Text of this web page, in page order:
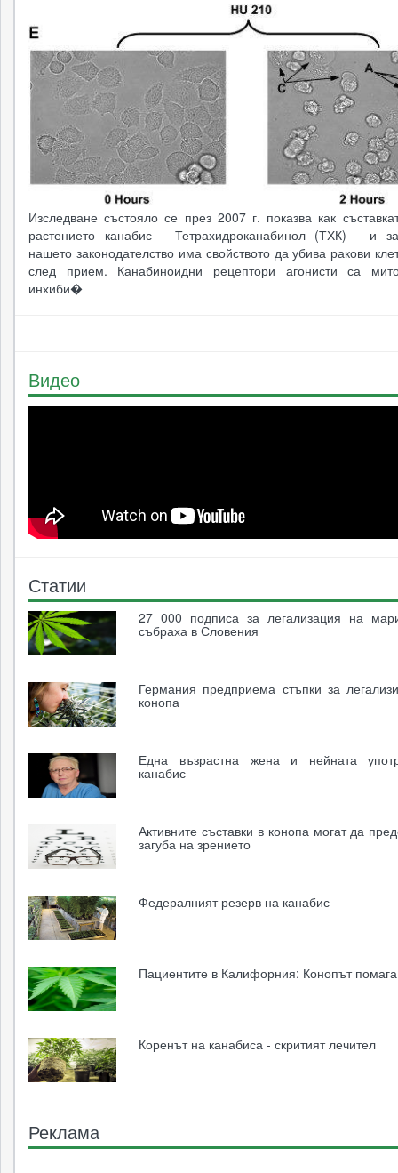
Изследване състояло се през 2007 г. показва как
растението канабис - Тетрахидроканабинол (ТХК) - и
нашето законодателство има свойството да убива ракови
след прием. Канабиноидни рецептори агонисти са
инхиби�
Видео
Статии
27 000 подписа за легализация на
събраха в Словения
Германия предприема стъпки за
конопа
Една възрастна жена и нейната
канабис
Активните съставки в конопа могат да
загуба на зрението
Федералният резерв на канабис
Пациентите в Калифорния: Конопът
Коренът на канабиса - скритият лечител
Реклама